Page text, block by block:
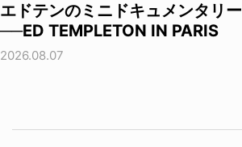
エドテンのミニドキュメンタリー
──ED TEMPLETON IN PARIS
2026.08.07